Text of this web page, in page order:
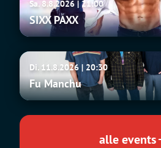
PAXXSa. 8.8.2026 | 21:00
SIXX PAXX
Fu
Manchu
Di. 11.8.2026 | 20:30
Fu Manchu
alle events